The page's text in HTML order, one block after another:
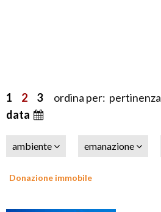
1 2 3ordina per: pertinenza
data
ambiente emanazione
Donazione immobile